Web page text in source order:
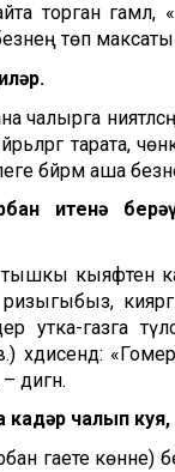
торган гамәл,
төп
чалырга
тарата,
бәйрәм аша
итенә
кыяфәтенә
утка-газга
хәдисендә:
дигән.
чалып
гаете